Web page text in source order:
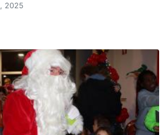
2025